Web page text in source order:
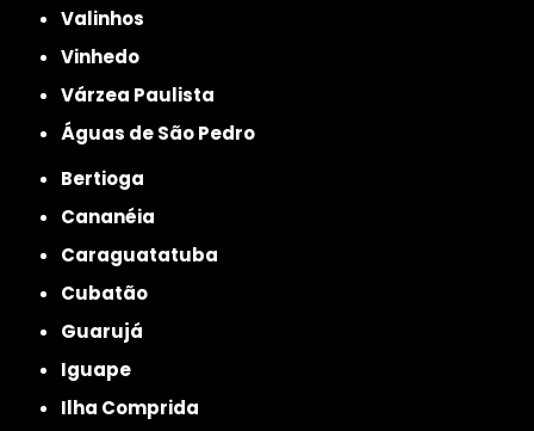
Valinhos
Vinhedo
Várzea Paulista
Águas de São Pedro
Bertioga
Cananéia
Caraguatatuba
Cubatão
Guarujá
Iguape
Ilha Comprida